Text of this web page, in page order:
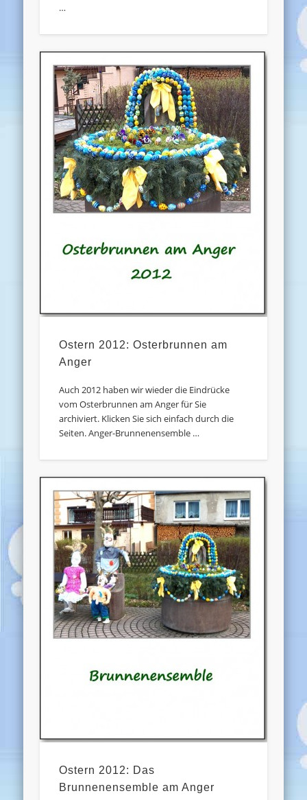
…
Ostern 2012: Osterbrunnen am
Anger
Auch 2012 haben wir wieder die Eindrücke
vom Osterbrunnen am Anger für Sie
archiviert. Klicken Sie sich einfach durch die
Seiten. Anger-Brunnenensemble …
Ostern 2012: Das
Brunnenensemble am Anger